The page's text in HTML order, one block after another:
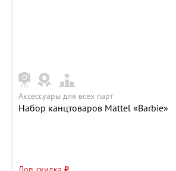
Аксессуары для всех парт
Набор канцтоваров Mattel «Barbie»